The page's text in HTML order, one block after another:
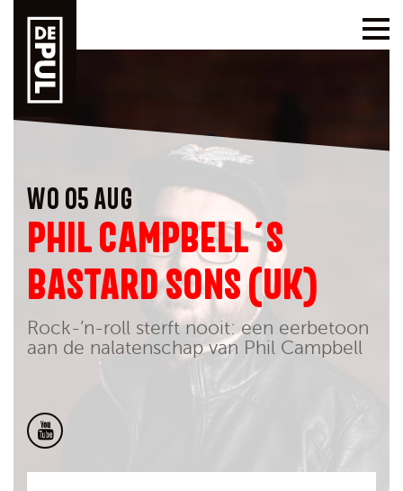
WO 05 AUG
PHIL CAMPBELL´S
BASTARD SONS (UK)
Rock-’n-roll sterft nooit: een eerbetoon
aan de nalatenschap van Phil Campbell